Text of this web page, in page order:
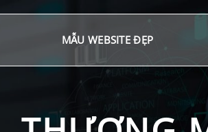
MẪU WEBSITE ĐẸP